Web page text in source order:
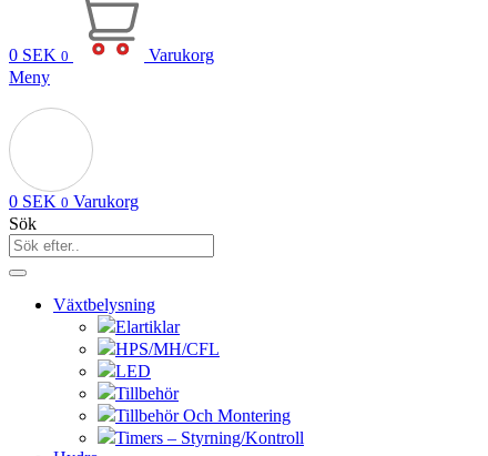
0 SEK 0
Varukorg
Meny
0 SEK 0 Varukorg
Sök
Växtbelysning
Elartiklar
HPS/MH/CFL
LED
Tillbehör
Tillbehör Och Montering
Timers – Styrning/Kontroll